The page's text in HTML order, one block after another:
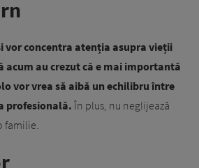
vor concentra atenția asupra vieții
acum au crezut că e mai importantă
vor vrea să aibă un echilibru între
profesională. În plus, nu neglijează
familie.